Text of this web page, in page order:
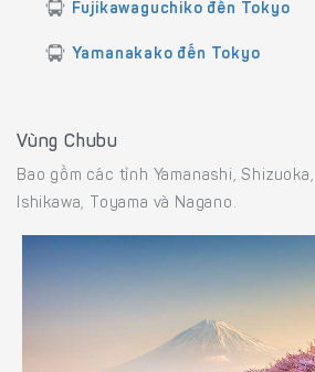
Fujikawaguchiko đến Tokyo
Yamanakako đến Tokyo
Vùng Chubu
Bao gồm các tỉnh Yamanashi,
Ishikawa, Toyama và Nagano.